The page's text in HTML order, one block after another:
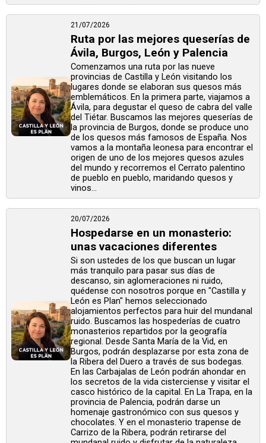
21/07/2026
Ruta por las mejores queserías de
Ávila, Burgos, León y Palencia
Comenzamos una ruta por las nueve
provincias de Castilla y León visitando los
lugares donde se elaboran sus quesos más
emblemáticos. En la primera parte, viajamos a
Ávila, para degustar el queso de cabra del valle
del Tiétar. Buscamos las mejores queserías de
la provincia de Burgos, donde se produce uno
de los quesos más famosos de España. Nos
vamos a la montaña leonesa para encontrar el
origen de uno de los mejores quesos azules
del mundo y recorremos el Cerrato palentino
de pueblo en pueblo, maridando quesos y
vinos...
20/07/2026
Hospedarse en un monasterio:
unas vacaciones diferentes
Si son ustedes de los que buscan un lugar
más tranquilo para pasar sus días de
descanso, sin aglomeraciones ni ruido,
quédense con nosotros porque en "Castilla y
León es Plan" hemos seleccionado
alojamientos perfectos para huir del mundanal
ruido. Buscamos las hospederías de cuatro
monasterios repartidos por la geografía
regional. Desde Santa María de la Vid, en
Burgos, podrán desplazarse por esta zona de
la Ribera del Duero a través de sus bodegas.
En las Carbajalas de León podrán ahondar en
los secretos de la vida cisterciense y visitar el
casco histórico de la capital. En La Trapa, en la
provincia de Palencia, podrán darse un
homenaje gastronómico con sus quesos y
chocolates. Y en el monasterio trapense de
Carrizo de la Ribera, podrán retirarse del